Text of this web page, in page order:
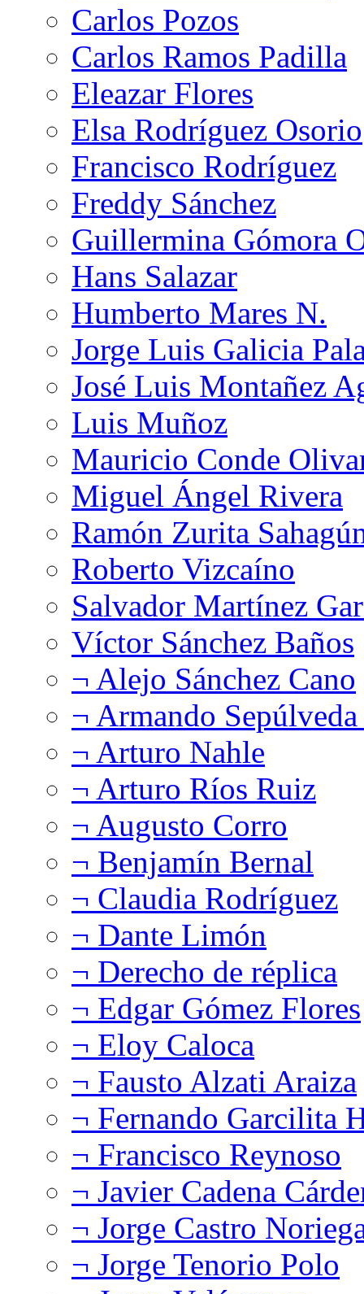
Carlos Pozos
Carlos Ramos Padilla
Eleazar Flores
Elsa Rodríguez Osorio
Francisco Rodríguez
Freddy Sánchez
Guillermina Gómora
Hans Salazar
Humberto Mares N.
Jorge Luis Galicia
José Luis Montañez
Luis Muñoz
Mauricio Conde
Miguel Ángel Rivera
Ramón Zurita
Roberto Vizcaíno
Salvador Martínez
Víctor Sánchez Baños
¬ Alejo Sánchez Cano
¬ Armando
¬ Arturo Nahle
¬ Arturo Ríos Ruiz
¬ Augusto Corro
¬ Benjamín Bernal
¬ Claudia Rodríguez
¬ Dante Limón
¬ Derecho de réplica
¬ Edgar Gómez Flores
¬ Eloy Caloca
¬ Fausto Alzati Araiza
¬ Fernando Garcilita
¬ Francisco Reynoso
¬ Javier Cadena
¬ Jorge Castro
¬ Jorge Tenorio Polo